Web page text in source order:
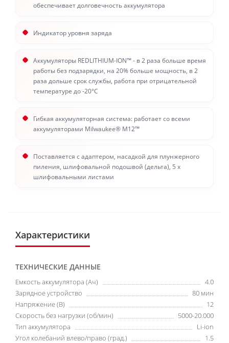
обеспечивает долговечность аккумулятора
Индикатор уровня заряда
Аккумуляторы REDLITHIUM-ION™ - в 2 раза больше время
работы без подзарядки, на 20% больше мощность, в 2
раза дольше срок службы, работа при отрицательной
температуре до -20°С
Гибкая аккумуляторная система: работает со всеми
аккумуляторами Milwaukee® M12™
Поставляется с адаптером, насадкой для плунжерного
пиления, шлифовальной подошвой (дельта), 5 х
шлифовальными листами
Характеристики
ТЕХНИЧЕСКИЕ ДАННЫЕ
Емкость аккумулятора (Ач)
4.0
Зарядное устройство
80 мин
Напряжение (В)
12
Скорость без нагрузки (об/мин)
5000-20.000
Тип аккумулятора
Li-ion
Угол колебаний влево/право (град.)
1.5